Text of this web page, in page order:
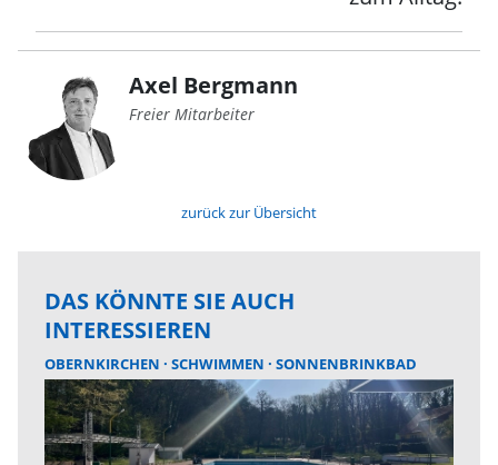
Axel Bergmann
Freier Mitarbeiter
zurück zur Übersicht
DAS KÖNNTE SIE AUCH
INTERESSIEREN
OBERNKIRCHEN SCHWIMMEN SONNENBRINKBAD